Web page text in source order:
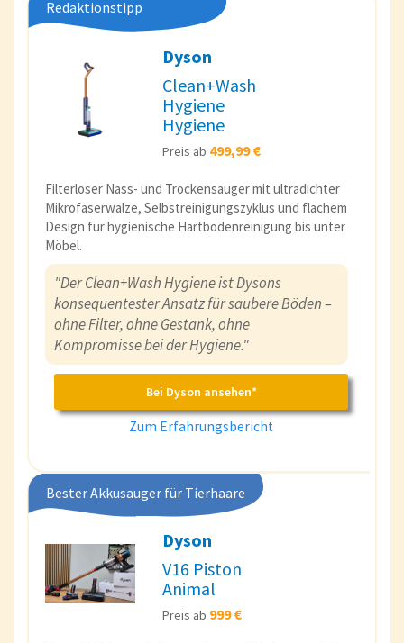
Redaktionstipp
Dyson
Clean+Wash
Hygiene
Hygiene
Preis ab 499,99 €
Filterloser Nass- und Trockensauger mit ultradichter
Mikrofaserwalze, Selbstreinigungszyklus und flachem
Design für hygienische Hartbodenreinigung bis unter
Möbel.
"Der Clean+Wash Hygiene ist Dysons
konsequentester Ansatz für saubere Böden –
ohne Filter, ohne Gestank, ohne
Kompromisse bei der Hygiene."
Bei Dyson ansehen*
Zum Erfahrungsbericht
Bester Akkusauger für Tierhaare
Dyson
V16 Piston
Animal
Preis ab 999 €